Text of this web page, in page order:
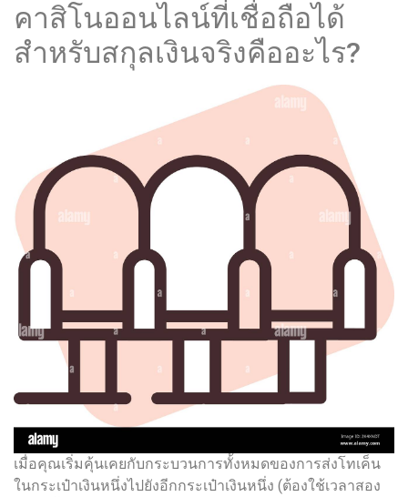
คาสิโนออนไลน์ที่เชื่อถือได้
สำหรับสกุลเงินจริงคืออะไร?
เมื่อคุณเริ่มคุ้นเคยกับกระบวนการทั้งหมดของการส่งโทเค็น
ในกระเป๋าเงินหนึ่งไปยังอีกกระเป๋าเงินหนึ่ง (ต้องใช้เวลาสอง